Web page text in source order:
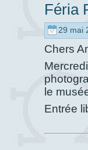
Féria
29 mai
Chers
le
Entrée